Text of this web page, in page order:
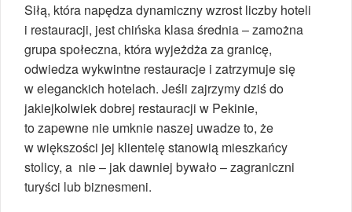
Siłą, która napędza dynamiczny wzrost liczby hoteli
i restauracji, jest chińska klasa średnia – zamożna
grupa społeczna, która wyjeżdża za granicę,
odwiedza wykwintne restauracje i zatrzymuje się
w eleganckich hotelach. Jeśli zajrzymy dziś do
jakiejkolwiek dobrej restauracji w Pekinie,
to zapewne nie umknie naszej uwadze to, że
w większości jej klientelę stanowią mieszkańcy
stolicy, a nie – jak dawniej bywało – zagraniczni
turyści lub biznesmeni.